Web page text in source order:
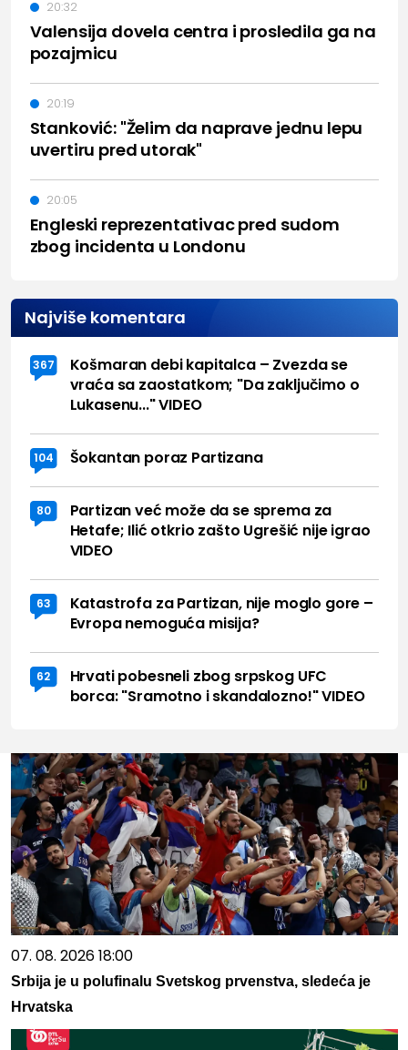
Valensija dovela centra i prosledila ga na
pozajmicu
20:32
Stanković: "Želim da naprave jednu lepu
uvertiru pred utorak"
20:19
Engleski reprezentativac pred sudom
zbog incidenta u Londonu
20:05
Najviše komentara
367
Košmaran debi kapitalca – Zvezda se
vraća sa zaostatkom; "Da zaključimo o
Lukasenu..." VIDEO
104 Šokantan poraz Partizana
80
Partizan već može da se sprema za
Hetafe; Ilić otkrio zašto Ugrešić nije igrao
VIDEO
63
Katastrofa za Partizan, nije moglo gore –
Evropa nemoguća misija?
62
Hrvati pobesneli zbog srpskog UFC
borca: "Sramotno i skandalozno!" VIDEO
07. 08. 2026 18:00
Srbija je u polufinalu Svetskog prvenstva, sledeća je
Hrvatska